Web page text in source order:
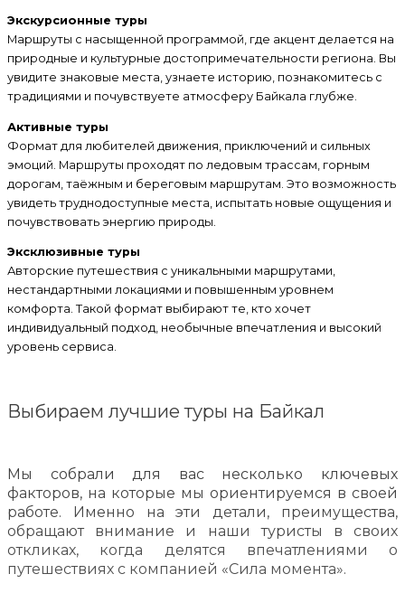
Экскурсионные туры
Маршруты с насыщенной программой, где акцент делается на
природные и культурные достопримечательности региона. Вы
увидите знаковые места, узнаете историю, познакомитесь с
традициями и почувствуете атмосферу Байкала глубже.
Активные туры
Формат для любителей движения, приключений и сильных
эмоций. Маршруты проходят по ледовым трассам, горным
дорогам, таёжным и береговым маршрутам. Это возможность
увидеть труднодоступные места, испытать новые ощущения и
почувствовать энергию природы.
Эксклюзивные туры
Авторские путешествия с уникальными маршрутами,
нестандартными локациями и повышенным уровнем
комфорта. Такой формат выбирают те, кто хочет
индивидуальный подход, необычные впечатления и высокий
уровень сервиса.
Выбираем лучшие туры на Байкал
Мы собрали для вас несколько ключевых
факторов, на которые мы ориентируемся в своей
работе. Именно на эти детали, преимущества,
обращают внимание и наши туристы в своих
откликах, когда делятся впечатлениями о
путешествиях с компанией «Сила момента».